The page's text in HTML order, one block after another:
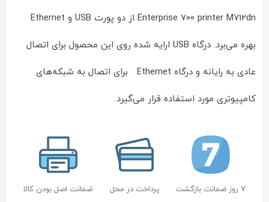
بهره می‌برد. درگاه USB ارایه شده روی این محصول برای اتصال
عادی به رایانه و درگاه Ethernet برای اتصال به شبکه‌های
کامپیوتری مورد استفاده قرار می‌گیرد.
7 روز ضمانت بازگشت پرداخت در محل ضمانت اصل بودن کالا